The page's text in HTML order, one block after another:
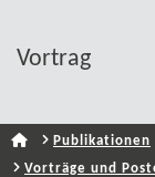
Vortrag
Publikationen
Vorträge und